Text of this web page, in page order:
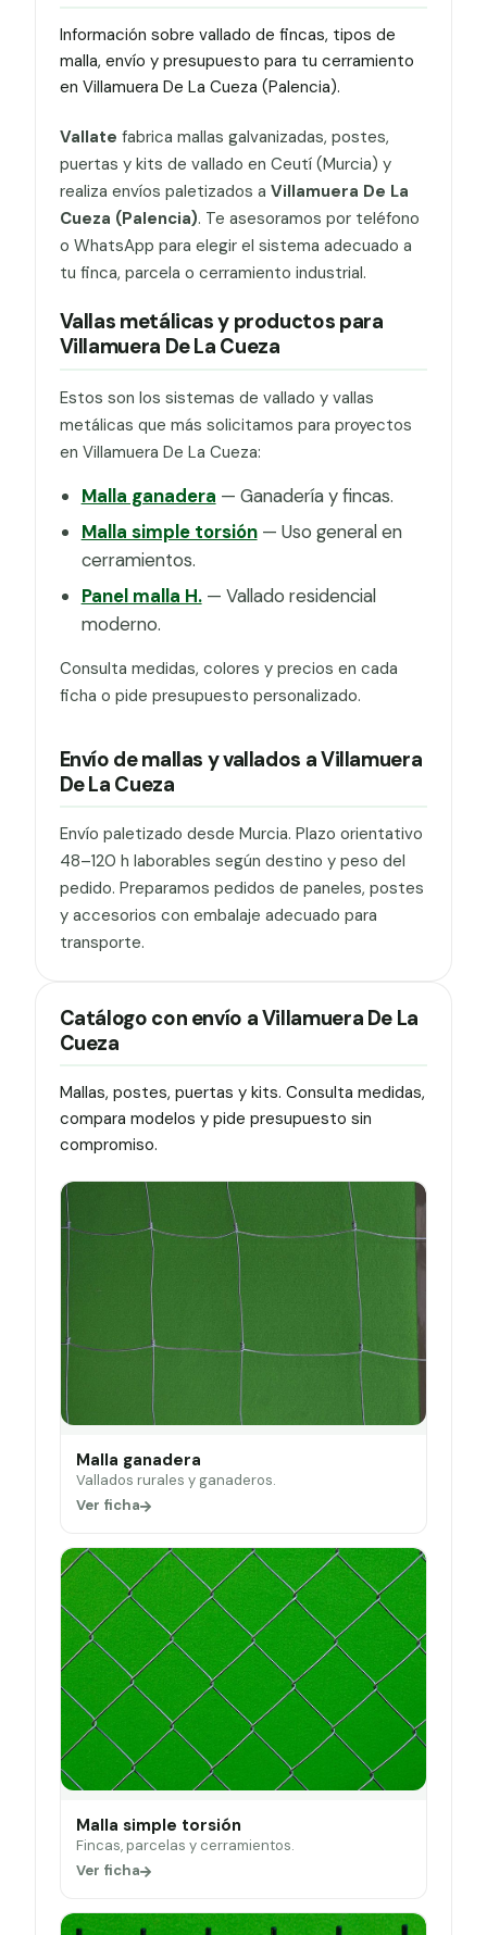
Información sobre vallado de fincas, tipos de
malla, envío y presupuesto para tu cerramiento
en Villamuera De La Cueza (Palencia).
Vallate fabrica mallas galvanizadas, postes,
puertas y kits de vallado en Ceutí (Murcia) y
realiza envíos paletizados a Villamuera De La
Cueza (Palencia). Te asesoramos por teléfono
o WhatsApp para elegir el sistema adecuado a
tu finca, parcela o cerramiento industrial.
Vallas metálicas y productos para
Villamuera De La Cueza
Estos son los sistemas de vallado y vallas
metálicas que más solicitamos para proyectos
en Villamuera De La Cueza:
Malla ganadera — Ganadería y fincas.
Malla simple torsión— Uso general en
cerramientos.
Panel malla H.— Vallado residencial
moderno.
Consulta medidas, colores y precios en cada
ficha o pide presupuesto personalizado.
Envío de mallas y vallados a Villamuera
De La Cueza
Envío paletizado desde Murcia. Plazo orientativo
48–120 h laborables según destino y peso del
pedido. Preparamos pedidos de paneles, postes
y accesorios con embalaje adecuado para
transporte.
Catálogo con envío a Villamuera De La
Cueza
Mallas, postes, puertas y kits. Consulta medidas,
compara modelos y pide presupuesto sin
compromiso.
Malla ganadera
Vallados rurales y ganaderos.
Ver ficha
Malla simple torsión
Fincas, parcelas y cerramientos.
Ver ficha